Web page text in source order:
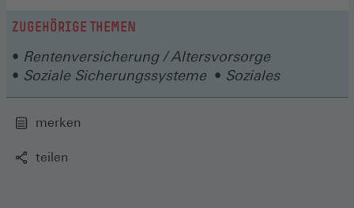
ZUGEHÖRIGE THEMEN
Rentenversicherung / Altersvorsorge
Soziale Sicherungssysteme
Soziales
merken
teilen